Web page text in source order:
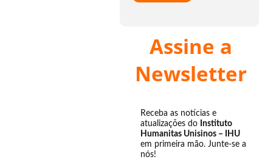
Assine a
Newsletter
Receba as notícias e
atualizações do Instituto
Humanitas Unisinos – IHU
em primeira mão. Junte-se a
nós!